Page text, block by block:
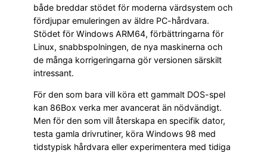
både breddar stödet för moderna värdsystem och
fördjupar emuleringen av äldre PC-hårdvara.
Stödet för Windows ARM64, förbättringarna för
Linux, snabbspolningen, de nya maskinerna och
de många korrigeringarna gör versionen särskilt
intressant.
För den som bara vill köra ett gammalt DOS-spel
kan 86Box verka mer avancerat än nödvändigt.
Men för den som vill återskapa en specifik dator,
testa gamla drivrutiner, köra Windows 98 med
tidstypisk hårdvara eller experimentera med tidiga